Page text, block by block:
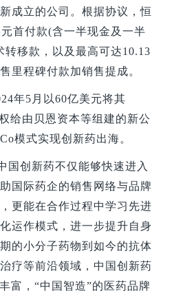
成立的公司。根据协议，恒
首付款(含一半现金及一半
转移款，以及最高可达10.13
里程碑付款加销售提成。
年5月以60亿美元将其
给由贝恩资本等组建的新公
模式实现创新药出海。
国创新药不仅能够快速进入
国际药企的销售网络与品牌
更能在合作过程中学习先进
运作模式，进一步提升自身
的小分子药物到如今的抗体
疗等前沿领域，中国创新药
富，“中国智造”的医药品牌